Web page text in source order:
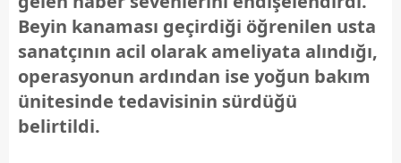
Beyin kanaması geçirdiği öğrenilen usta
sanatçının acil olarak ameliyata alındığı,
operasyonun ardından ise yoğun bakım
ünitesinde tedavisinin sürdüğü
belirtildi.